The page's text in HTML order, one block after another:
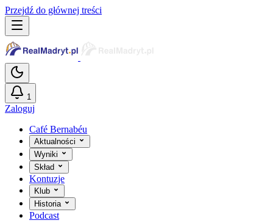
Przejdź do głównej treści
1
Zaloguj
Café Bernabéu
Aktualności
Wyniki
Skład
Kontuzje
Klub
Historia
Podcast